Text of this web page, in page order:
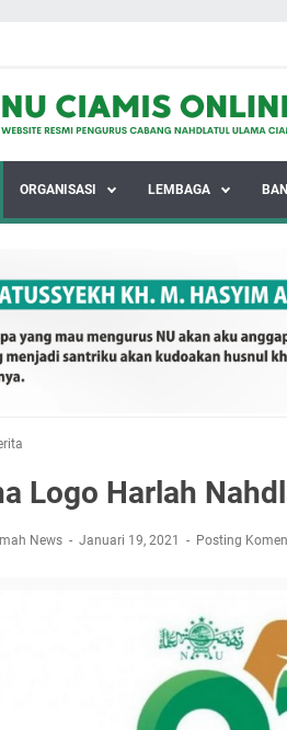
ORGANISASI LEMBAGA
Logo Harlah
News Januari 19, 2021 Posting